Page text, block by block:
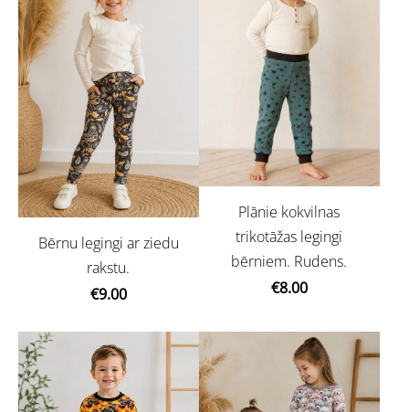
Bērnu legingi ar ziedu
rakstu.
€9.00
Plānie kokvilnas
trikotāžas legingi
bērniem. Rudens.
€8.00